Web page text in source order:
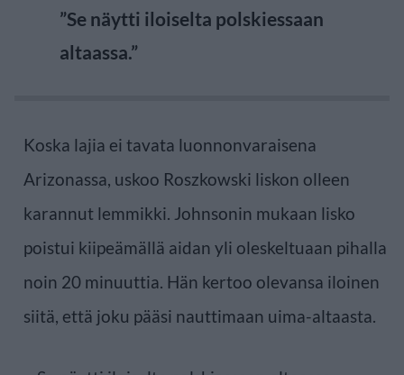
”Se näytti iloiselta polskiessaan
altaassa.”
Koska lajia ei tavata luonnonvaraisena
Arizonassa, uskoo Roszkowski liskon olleen
karannut lemmikki. Johnsonin mukaan lisko
poistui kiipeämällä aidan yli oleskeltuaan pihalla
noin 20 minuuttia. Hän kertoo olevansa iloinen
siitä, että joku pääsi nauttimaan uima-altaasta.